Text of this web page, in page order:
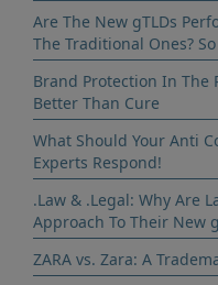
Are The New gTLDs
The Traditional Ones?
Brand Protection In The
Better Than Cure
What Should Your Anti
Experts Respond!
.Law & .Legal: Why Are
Approach To Their New
ZARA vs. Zara: A